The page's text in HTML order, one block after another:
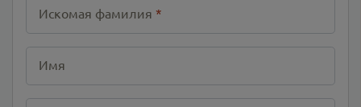
Искомая фамилия *
Имя